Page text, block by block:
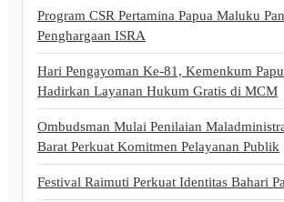
Program CSR Pertamina Papua Maluku
Penghargaan ISRA
Hari Pengayoman Ke-81, Kemenkum
Hadirkan Layanan Hukum Gratis di MCM
Ombudsman Mulai Penilaian
Barat Perkuat Komitmen Pelayanan Publik
Festival Raimuti Perkuat Identitas Bahari